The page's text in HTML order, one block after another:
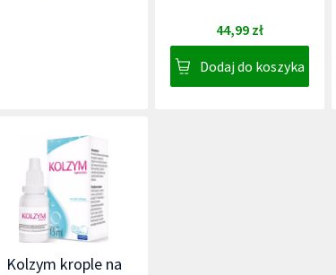
44,99 zł
Dodaj do koszyka
Kolzym krople na